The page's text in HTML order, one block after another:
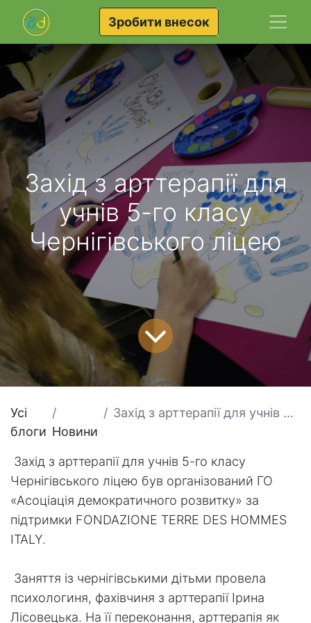
Зробити внесок
Захід з арттерапії для
учнів 5-го класу
Чернігівського ліцею
Усі
блоги Новини
Захід з арттерапії для учнів 5-го класу Чернігівського ліцею
Захід з арттерапії для учнів 5-го класу
Чернігівського ліцею був організований ГО
«Асоціація демократичного розвитку» за
підтримки FONDAZIONE TERRE DES HOMMES
ITALY.
Заняття із чернігівськими дітьми провела
психологиня, фахівчиня з арттерапії Ірина
Лісовецька. На її переконання, арттерапія як